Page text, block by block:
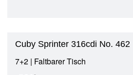
Cuby Sprinter 316cdi No. 462
7+2 | Faltbarer Tisch